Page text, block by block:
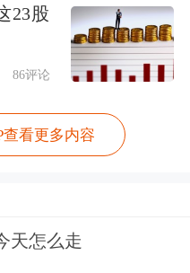
生猪交易均重继
平均交易体重为
，分省份交
23股
86评论
看更多内容
天怎么走